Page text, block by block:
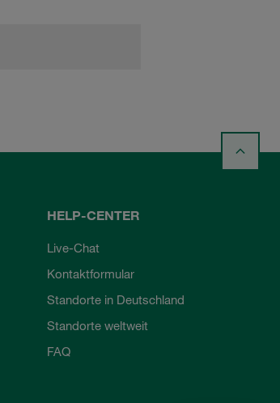
HELP-CENTER
Live-Chat
Kontaktformular
Standorte in Deutschland
Standorte weltweit
FAQ